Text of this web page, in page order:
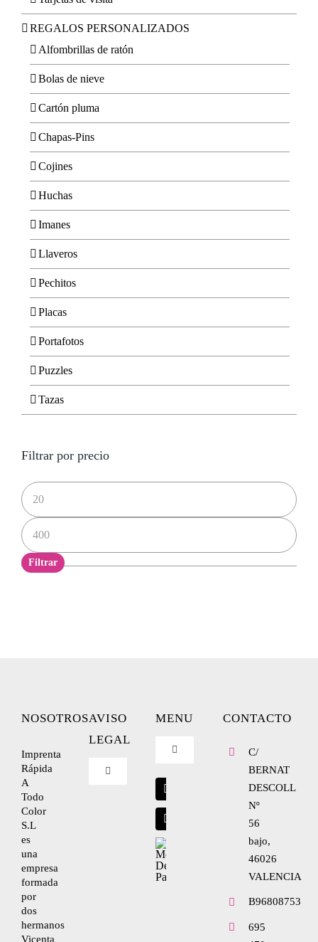
REGALOS PERSONALIZADOS
Alfombrillas de ratón
Bolas de nieve
Cartón pluma
Chapas-Pins
Cojines
Huchas
Imanes
Llaveros
Pechitos
Placas
Portafotos
Puzzles
Tazas
Filtrar por precio
Precio
mínimo
Precio
máximo
Filtrar
NOSOTROS
Imprenta
Rápida
A
Todo
Color
S.L
es
una
empresa
formada
por
dos
hermanos
Vicenta
AVISO
LEGAL
Toggle
Condiciones de uso
MENU
Toggle
CONTACTO
C/
BERNAT
DESCOLL
Nº
56
bajo,
46026
VALENCIA
B96808753
695